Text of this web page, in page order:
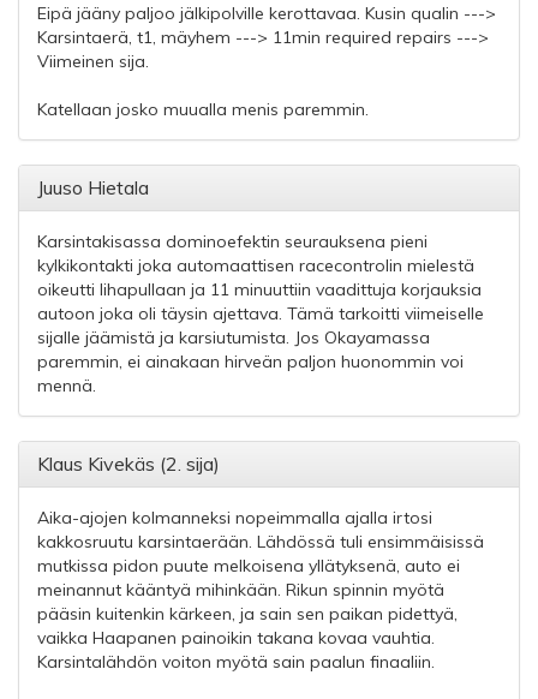
Eipä jääny paljoo jälkipolville kerottavaa. Kusin qualin --->
Karsintaerä, t1, mäyhem ---> 11min required repairs --->
Viimeinen sija.
Katellaan josko muualla menis paremmin.
Juuso Hietala
Karsintakisassa dominoefektin seurauksena pieni
kylkikontakti joka automaattisen racecontrolin mielestä
oikeutti lihapullaan ja 11 minuuttiin vaadittuja korjauksia
autoon joka oli täysin ajettava. Tämä tarkoitti viimeiselle
sijalle jäämistä ja karsiutumista. Jos Okayamassa
paremmin, ei ainakaan hirveän paljon huonommin voi
mennä.
Klaus Kivekäs (2. sija)
Aika-ajojen kolmanneksi nopeimmalla ajalla irtosi
kakkosruutu karsintaerään. Lähdössä tuli ensimmäisissä
mutkissa pidon puute melkoisena yllätyksenä, auto ei
meinannut kääntyä mihinkään. Rikun spinnin myötä
pääsin kuitenkin kärkeen, ja sain sen paikan pidettyä,
vaikka Haapanen painoikin takana kovaa vauhtia.
Karsintalähdön voiton myötä sain paalun finaaliin.